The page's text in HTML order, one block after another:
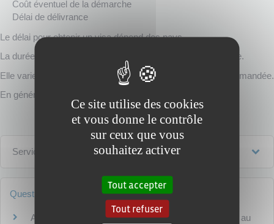
Coût éventuel de la démarche
Délai de délivrance
Le délai pour obtenir un visa dépend des pays.
La durée de validité du visa est indiquée sur le visa lui-même.
Elle varie selon la législation du pays d'accueil et la durée demandée.
En général, la durée va de quelques jours à 3 mois.
Services en ligne et formulaires
Questions ? Réponses !
Avec quels documents un Français peut-il se rendre au
Ce site utilise des cookies
et vous donne le contrôle
sur ceux que vous
souhaitez activer
Tout accepter
Tout refuser